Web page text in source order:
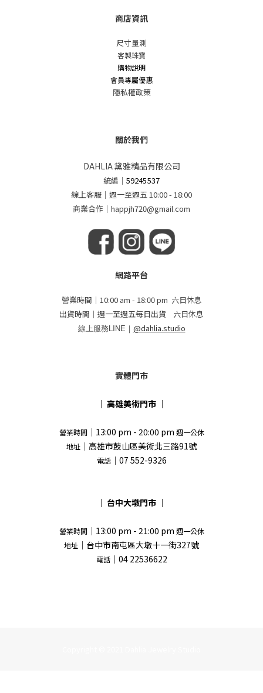
商店資訊
尺寸量測
客製珠寶
購物說明
會員專屬優惠
隱私權政策
關於我們
DAHLIA 黛雅精品有限公司
統編 ｜59245537
線上客服｜週一至週五 10:00 - 18:00
商業合作｜happjh720@gmail.com
網路平台
營業時間｜10:00 am - 18:00 pm 六日休息
出貨時間｜週一至週五每日出貨 六日休息
線上服務LINE｜ @dahlia.studio
實體門市
｜ 高雄美術門市 ｜
營業時間｜13:00 pm - 20:00 pm 週一公休
地址 ｜高雄市鼓山區美術北三路91號
電話｜07 552-9326
｜ 台中大墩門市 ｜
營業時間｜13:00 pm - 21:00 pm 週一公休
地址 ｜台中市南屯區大墩十一街327號
電話｜04 22536622